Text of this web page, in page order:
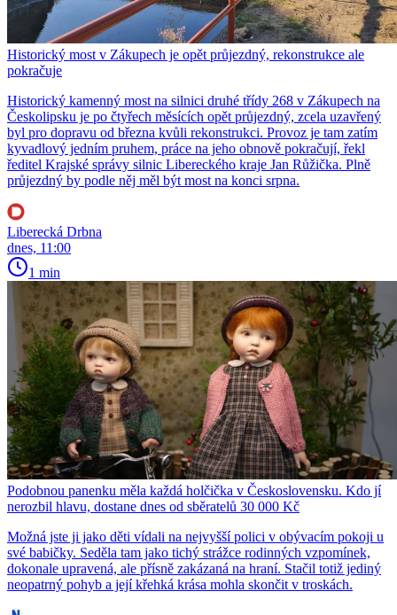
Historický most v Zákupech je opět průjezdný, rekonstrukce ale
pokračuje
Historický kamenný most na silnici druhé třídy 268 v Zákupech na
Českolipsku je po čtyřech měsících opět průjezdný, zcela uzavřený
byl pro dopravu od března kvůli rekonstrukci. Provoz je tam zatím
kyvadlový jedním pruhem, práce na jeho obnově pokračují, řekl
ředitel Krajské správy silnic Libereckého kraje Jan Růžička. Plně
průjezdný by podle něj měl být most na konci srpna.
Liberecká Drbna
dnes, 11:00
1 min
Podobnou panenku měla každá holčička v Československu. Kdo jí
nerozbil hlavu, dostane dnes od sběratelů 30 000 Kč
Možná jste ji jako děti vídali na nejvyšší polici v obývacím pokoji u
své babičky. Seděla tam jako tichý strážce rodinných vzpomínek,
dokonale upravená, ale přísně zakázaná na hraní. Stačil totiž jediný
neopatrný pohyb a její křehká krása mohla skončit v troskách.